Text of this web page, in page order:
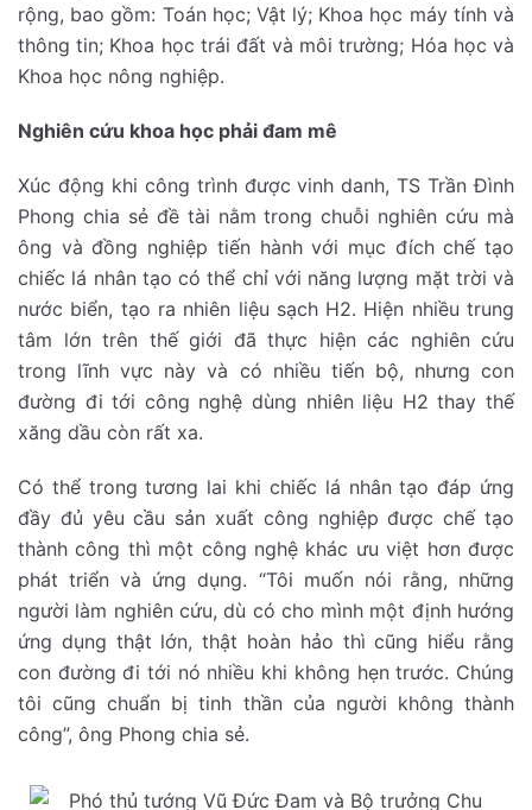
rộng, bao gồm: Toán học; Vật lý; Khoa học máy tính và
thông tin; Khoa học trái đất và môi trường; Hóa học và
Khoa học nông nghiệp.
Nghiên cứu khoa học phải đam mê
Xúc động khi công trình được vinh danh, TS Trần Đình
Phong chia sẻ đề tài nằm trong chuỗi nghiên cứu mà
ông và đồng nghiệp tiến hành với mục đích chế tạo
chiếc lá nhân tạo có thể chỉ với năng lượng mặt trời và
nước biển, tạo ra nhiên liệu sạch H2. Hiện nhiều trung
tâm lớn trên thế giới đã thực hiện các nghiên cứu
trong lĩnh vực này và có nhiều tiến bộ, nhưng con
đường đi tới công nghệ dùng nhiên liệu H2 thay thế
xăng dầu còn rất xa.
Có thể trong tương lai khi chiếc lá nhân tạo đáp ứng
đầy đủ yêu cầu sản xuất công nghiệp được chế tạo
thành công thì một công nghệ khác ưu việt hơn được
phát triển và ứng dụng. “Tôi muốn nói rằng, những
người làm nghiên cứu, dù có cho mình một định hướng
ứng dụng thật lớn, thật hoàn hảo thì cũng hiểu rằng
con đường đi tới nó nhiều khi không hẹn trước. Chúng
tôi cũng chuẩn bị tinh thần của người không thành
công”, ông Phong chia sẻ.